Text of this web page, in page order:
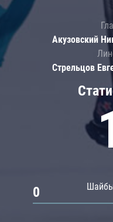
0
Акузовский
Стрельцов